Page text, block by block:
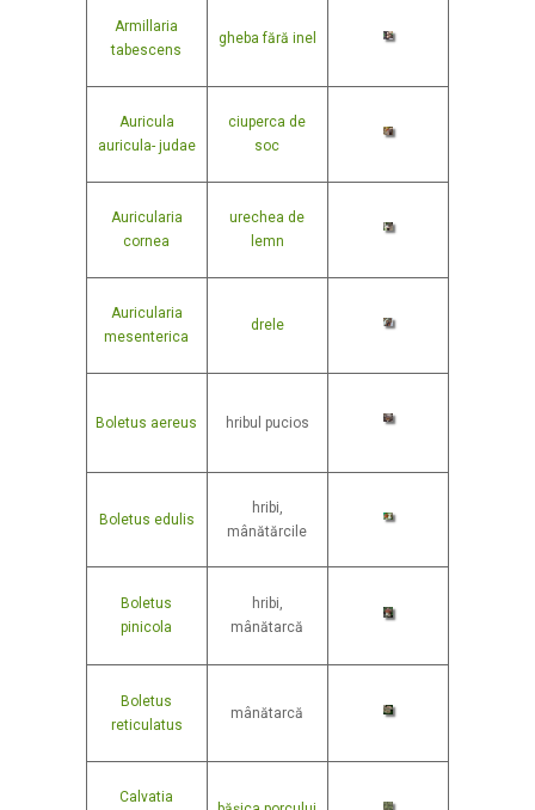
Armillaria
tabescens
gheba fără inel
Auricula
auricula- judae
ciuperca de
soc
Auricularia
cornea
urechea de
lemn
Auricularia
mesenterica
drele
Boletus aereus hribul pucios
Boletus edulis
hribi,
mânătărcile
Boletus
pinicola
hribi,
mânătarcă
Boletus
reticulatus
mânătarcă
Calvatia